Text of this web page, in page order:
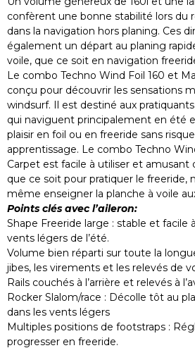
confèrent une bonne stabilité lors du
dans la navigation hors planing. Ces
également un départ au planing
voile, que ce soit en navigation
Le combo Techno Wind Foil 160 et
conçu pour découvrir les sensations
windsurf. Il est destiné aux
qui naviguent principalement en été
plaisir en foil ou en freeride sans
apprentissage. Le combo Techno
Carpet est facile à utiliser et amusant
que ce soit pour pratiquer le freeride,
même enseigner la planche à voile
Points clés avec l’aileron:
Shape Freeride large : stable et facile
vents légers de l’été.
Volume bien réparti sur toute la
jibes, les virements et les relevés de
Rails couchés à l’arrière et relevés à
Rocker Slalom/race : Décolle tôt au
dans les vents légers
Multiples positions de footstraps :
progresser en freeride.